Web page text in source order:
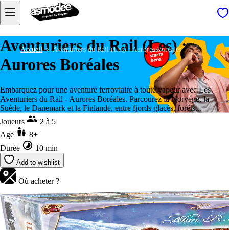
Accueil Aventuriers du Rail (Les) : Aurores Boréales
Aventuriers du Rail (Les) :
Aurores Boréales
Embarquez pour une aventure ferroviaire à toute vapeur avec Les
Aventuriers du Rail - Aurores Boréales. Parcourez la Norvège, la
Suède, le Danemark et la Finlande, entre fjords glacés, forêts...
Joueurs
2 à 5
Age
8+
Durée
10 min
Add to wishlist
Où acheter ?